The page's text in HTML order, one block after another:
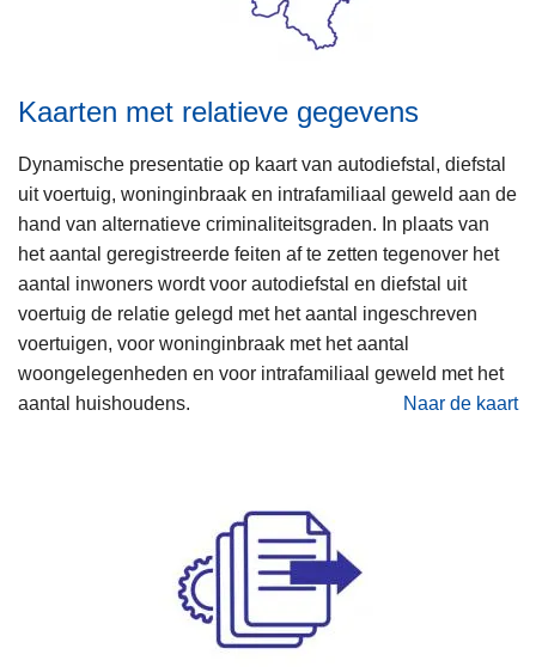
Kaarten met relatieve gegevens
Dynamische presentatie op kaart van autodiefstal, diefstal
uit voertuig, woninginbraak en intrafamiliaal geweld aan de
hand van alternatieve criminaliteitsgraden. In plaats van
het aantal geregistreerde feiten af te zetten tegenover het
aantal inwoners wordt voor autodiefstal en diefstal uit
voertuig de relatie gelegd met het aantal ingeschreven
voertuigen, voor woninginbraak met het aantal
woongelegenheden en voor intrafamiliaal geweld met het
aantal huishoudens.
Naar de kaart